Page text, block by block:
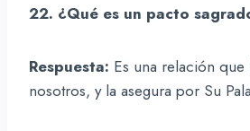
22. ¿Qué es un pacto
Respuesta: Es una relación
nosotros, y la asegura por Su